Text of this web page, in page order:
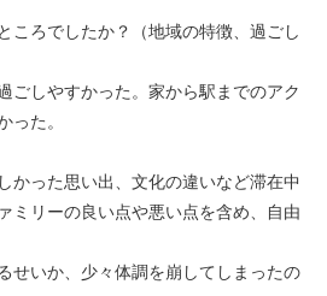
ころでしたか？（地域の特徴、過ごし
ごしやすかった。家から駅までのアク
った。
かった思い出、文化の違いなど滞在中
ミリーの良い点や悪い点を含め、自由
せいか、少々体調を崩してしまったの